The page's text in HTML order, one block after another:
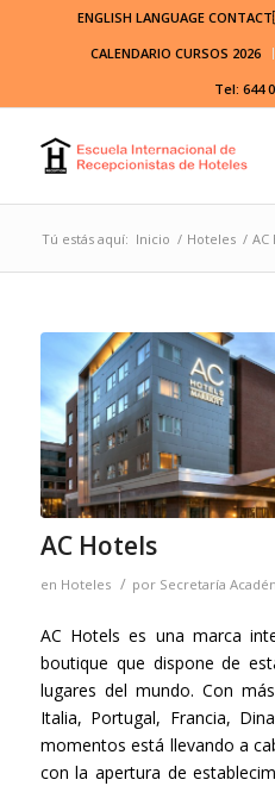
ENGLISH LANGUAGE
CALENDARIO CURSOS 2026
Tel: 644
Tú estás aquí: Inicio / Hoteles / AC
AC Hotels
en Hoteles / por Secretaría
AC Hotels es una marca
boutique que dispone de
lugares del mundo. Con
Italia, Portugal, Francia,
momentos está llevando a
con la apertura de